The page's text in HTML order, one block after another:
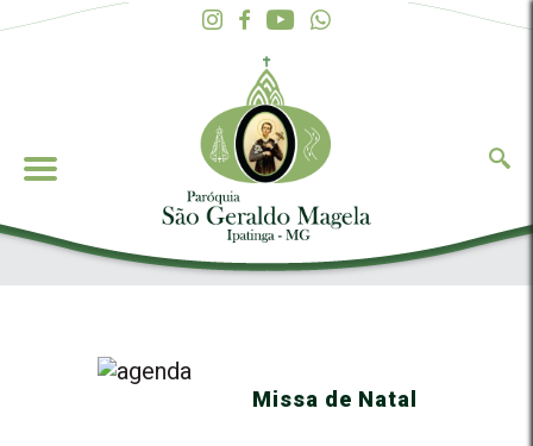
Missa de Natal